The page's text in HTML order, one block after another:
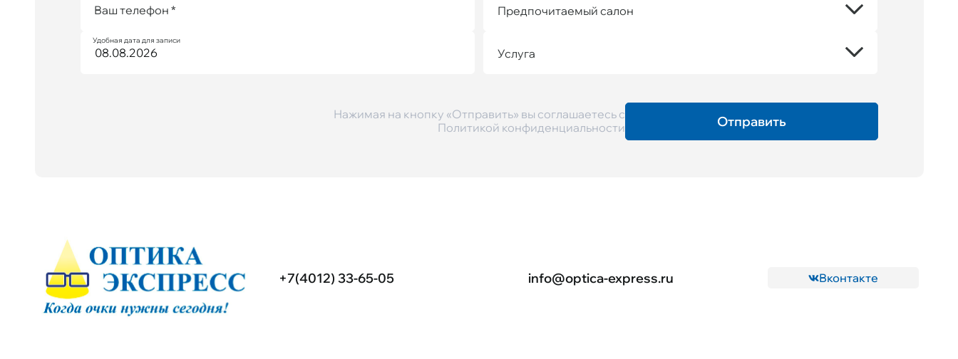
Ваш телефон *
Удобная дата для записи
Предпочитаемый салон
Услуга
Нажимая на кнопку «Отправить» вы соглашаетесь с
Политикой конфиденциальности
+7(4012) 33-65-05 info@optica-express.ru Вконтакте